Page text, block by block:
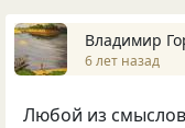
Владимир
6 лет назад
Любой из